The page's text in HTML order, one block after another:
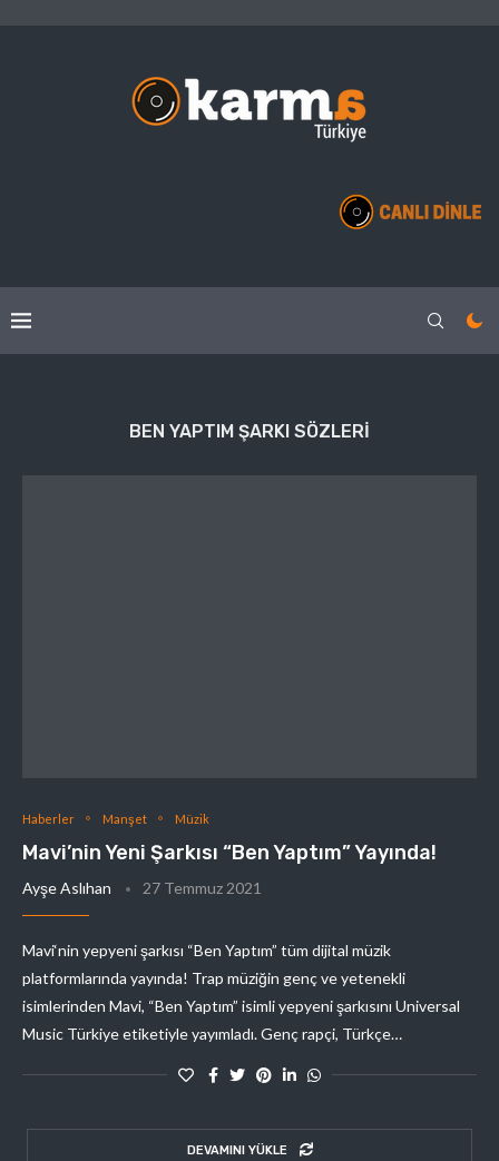
BEN YAPTIM ŞARKI SÖZLERI
Haberler Manşet Müzik
Mavi’nin Yeni Şarkısı “Ben Yaptım” Yayında!
Ayşe Aslıhan 27 Temmuz 2021
Mavi‘nin yepyeni şarkısı “Ben Yaptım” tüm dijital müzik
platformlarında yayında! Trap müziğin genç ve yetenekli
isimlerinden Mavi, “Ben Yaptım” isimli yepyeni şarkısını Universal
Music Türkiye etiketiyle yayımladı. Genç rapçi, Türkçe…
DEVAMINI YÜKLE